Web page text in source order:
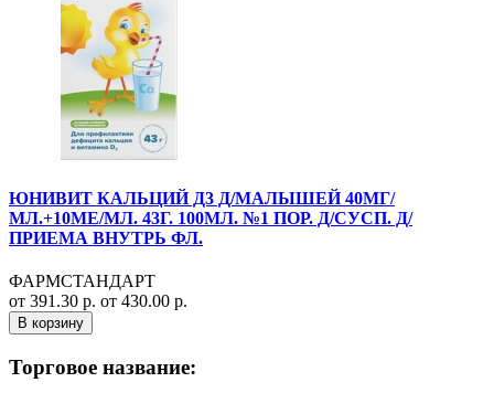
ЮНИВИТ КАЛЬЦИЙ Д3 Д/МАЛЫШЕЙ 40МГ/
МЛ.+10МЕ/МЛ. 43Г. 100МЛ. №1 ПОР. Д/СУСП. Д/
ПРИЕМА ВНУТРЬ ФЛ.
ФАРМСТАНДАРТ
от 391.30 р. от 430.00 р.
В корзину
Торговое название: